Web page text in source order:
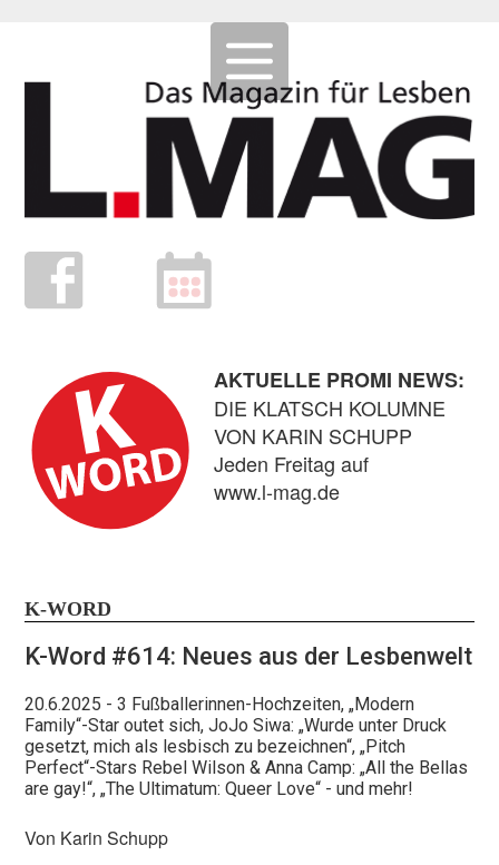
AKTUELLE PROMI NEWS:
DIE KLATSCH KOLUMNE
VON KARIN SCHUPP
Jeden Freitag auf
www.l-mag.de
K-WORD
K-Word #614: Neues aus der Lesbenwelt
20.6.2025 - 3 Fußballerinnen-Hochzeiten, „Modern
Family“-Star outet sich, JoJo Siwa: „Wurde unter Druck
gesetzt, mich als lesbisch zu bezeichnen“, „Pitch
Perfect“-Stars Rebel Wilson & Anna Camp: „All the Bellas
are gay!“, „The Ultimatum: Queer Love“ - und mehr!
Von Karin Schupp
Bleibt out und proud!
Nur mit euch, unseren Leser:innen und online-
Nutzer:innen, bekommen wir das hin! Helft uns, damit
wir diese Zeiten durchstehen, die in politischer wie
finanzieller Hinsicht nicht einfach sind. Journalismus,
der nicht nur in Social Media Bubbles stattfindet,
zunehmend schwer.